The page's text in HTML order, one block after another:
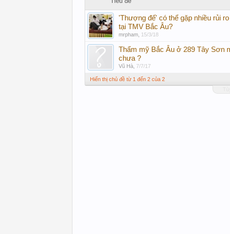
'Thượng đế' có thể gặp nhiều rủi
tại TMV Bắc Âu?
mrpham 15/3/18
Thẩm mỹ Bắc Âu ở 289 Tây Sơn
chưa ?
Vũ Hà 7/7/17
Hiển thị chủ đề từ 1 đến 2 của 2